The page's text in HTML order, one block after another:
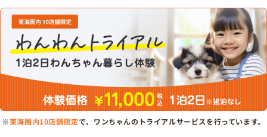
※東海圏内10店舗限定で、ワンちゃんのトライアルサービスを行っています。